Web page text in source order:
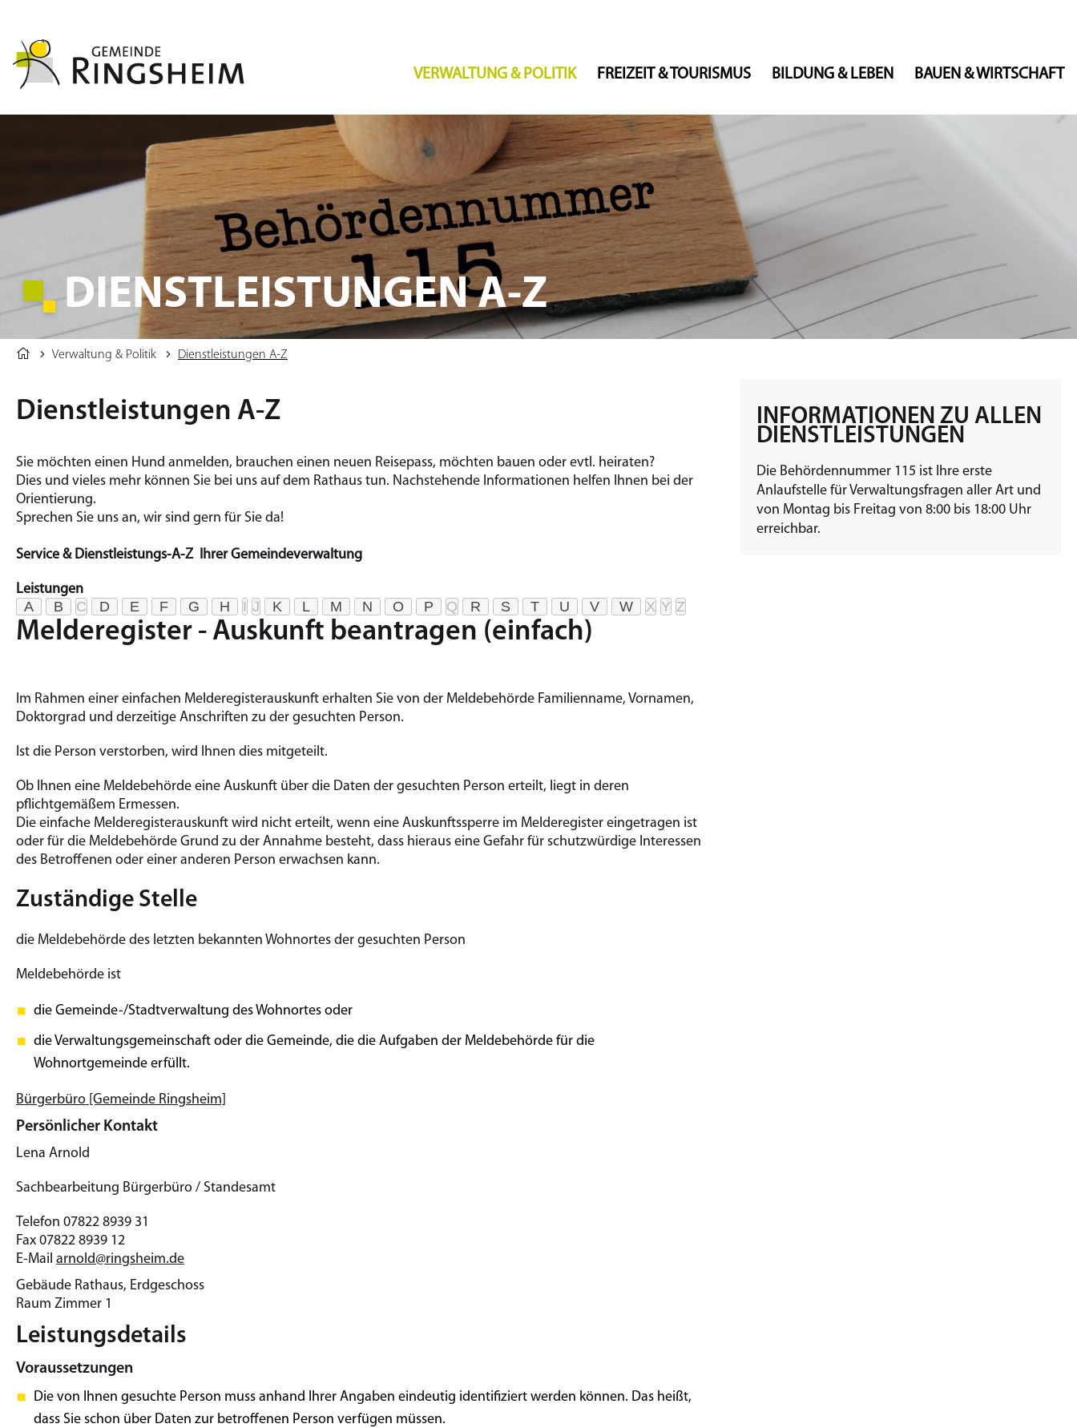
VERWALTUNG & POLITIK FREIZEIT & TOURISMUS BILDUNG & LEBEN BAUEN & WIRTSCHAFT
DIENSTLEISTUNGEN A-Z
Verwaltung & Politik Dienstleistungen A-Z
Dienstleistungen A-Z
Sie möchten einen Hund an­mel­den, brau­chen einen neuen Rei­se­pass, möchten bauen oder evtl. hei­ra­ten?
Dies und vieles mehr kön­nen Sie bei uns auf dem Rat­haus tun. Nach­ste­hen­de In­for­ma­tio­nen hel­fen Ihnen bei der
Ori­en­tie­rung.
Spre­chen Sie uns an, wir sind gern für Sie da!
Service & Dienstleistungs-A-Z Ihrer Gemeindeverwaltung
Leistungen
A B C D E F G H I J K L M N O P Q R S T U V W X Y Z
Melderegister - Auskunft beantragen (einfach)
Im Rahmen einer einfachen Melderegisterauskunft erhalten Sie von der Meldebehörde Familienname, Vornamen,
Doktorgrad und derzeitige Anschriften zu der gesuchten Person.
Ist die Person verstorben, wird Ihnen dies mitgeteilt.
Ob Ihnen eine Meldebehörde eine Auskunft über die Daten der gesuchten Person erteilt, liegt in deren
pflichtgemäßem Ermessen.
Die einfache Melderegisterauskunft wird nicht erteilt, wenn eine Auskunftssperre im Melderegister eingetragen ist
oder für die Meldebehörde Grund zu der Annahme besteht, dass hieraus eine Gefahr für schutzwürdige Interessen
des Betroffenen oder einer anderen Person erwachsen kann.
Zuständige Stelle
die Meldebehörde des letzten bekannten Wohnortes der gesuchten Person
Meldebehörde ist
die Gemeinde-/Stadtverwaltung des Wohnortes oder
die Verwaltungsgemeinschaft oder die Gemeinde, die die Aufgaben der Meldebehörde für die
Wohnortgemeinde erfüllt.
Bürgerbüro [Gemeinde Ringsheim]
Persönlicher Kontakt
Lena Arnold
Sachbearbeitung Bürgerbüro / Standesamt
Telefon 07822 8939 31
Fax 07822 8939 12
E-Mail arnold@ringsheim.de
Gebäude Rathaus, Erdgeschoss
Raum Zimmer 1
Leistungsdetails
Voraussetzungen
Die von Ihnen gesuchte Person muss anhand Ihrer Angaben eindeutig identifiziert werden können. Das heißt,
dass Sie schon über Daten zur betroffenen Person verfügen müssen.
INFORMATIONEN ZU ALLEN
DIENSTLEISTUNGEN
Die Behördennummer 115 ist Ihre erste
Anlaufstelle für Verwaltungsfragen aller Art und
von Montag bis Freitag von 8:00 bis 18:00 Uhr
erreichbar.